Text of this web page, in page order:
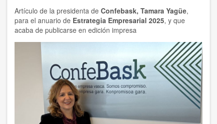
Artículo de la presidenta de Confebask, Tamara Yagüe,
para el anuario de Estrategia Empresarial 2025, y que
acaba de publicarse en edición impresa